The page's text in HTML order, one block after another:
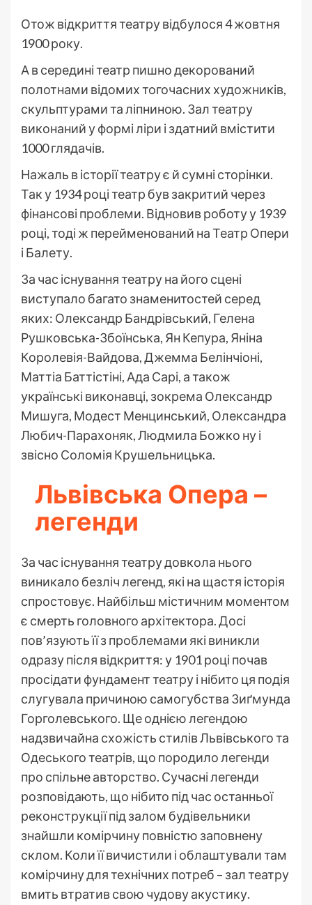
Отож відкриття театру відбулося 4 жовтня
1900 року.
А в середині театр пишно декорований
полотнами відомих тогочасних художників,
скульптурами та ліпниною. Зал театру
виконаний у формі ліри і здатний вмістити
1000 глядачів.
Нажаль в історії театру є й сумні сторінки.
Так у 1934 році театр був закритий через
фінансові проблеми. Відновив роботу у 1939
році, тоді ж перейменований на Театр Опери
і Балету.
За час існування театру на його сцені
виступало багато знаменитостей серед
яких: Олександр Бандрівський, Гелена
Рушковська-Збоїнська, Ян Кепура, Яніна
Королевія-Вайдова, Джемма Белінчіоні,
Маттіа Баттістіні, Ада Сарі, а також
українські виконавці, зокрема Олександр
Мишуга, Модест Менцинський, Олександра
Любич-Парахоняк, Людмила Божко ну і
звісно Соломія Крушельницька.
Львівська Опера –
легенди
За час існування театру довкола нього
виникало безліч легенд, які на щастя історія
спростовує. Найбільш містичним моментом
є смерть головного архітектора. Досі
пов’язують її з проблемами які виникли
одразу після відкриття: у 1901 році почав
просідати фундамент театру і нібито ця подія
слугувала причиною самогубства Зиґмунда
Горголевського. Ще однією легендою
надзвичайна схожість стилів Львівського та
Одеського театрів, що породило легенди
про спільне авторство. Сучасні легенди
розповідають, що нібито під час останньої
реконструкції під залом будівельники
знайшли комірчину повністю заповнену
склом. Коли її вичистили і облаштували там
комірчину для технічних потреб – зал театру
вмить втратив свою чудову акустику.